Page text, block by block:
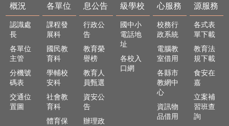
公
告
本
市
各
級
學
教
概況
認識處
長
各單位
主管
分機號
碼表
交通位
置圖
各單位
課程發
展科
國民教
育科
學輔校
安科
社會教
育科
體育保
息公告
行政公
告
教育榮
譽榜
教育人
員甄選
資安公
告
辦理政
級學校
國中小
電話地
址
各校入
口網
心服務
校務行
政系統
電腦教
室借用
各縣市
教網中
心
資訊物
品借用
源服務
各式表
單下載
教育法
規下載
食安在
嘉
立案補
習班查
詢